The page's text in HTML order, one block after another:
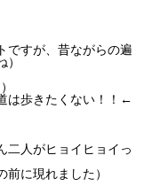
ですが、昔ながらの遍
は歩きたくない！！←
二人がヒョイヒョイっ
前に現れました）